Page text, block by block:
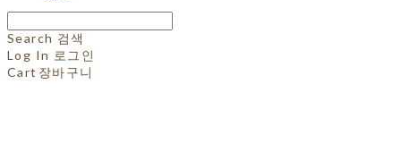
Search 검색
Log In 로그인
Cart 장바구니